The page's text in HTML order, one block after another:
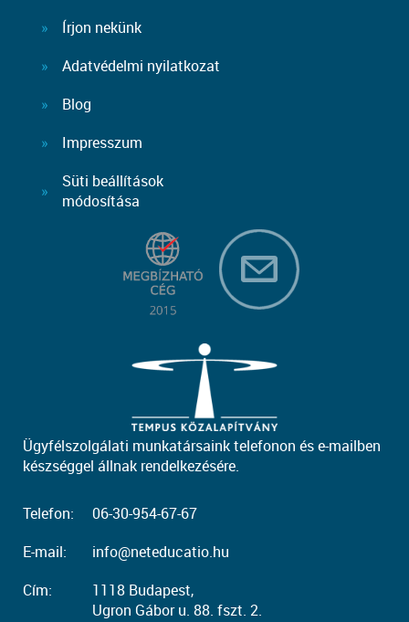
Írjon nekünk
Adatvédelmi nyilatkozat
Blog
Impresszum
Süti beállítások
módosítása
Ügyfélszolgálati munkatársaink telefonon és e-mailben
készséggel állnak rendelkezésére.
Telefon:
06-30-954-67-67
E-mail:
info@neteducatio.hu
Cím:
1118 Budapest,
Ugron Gábor u. 88. fszt. 2.